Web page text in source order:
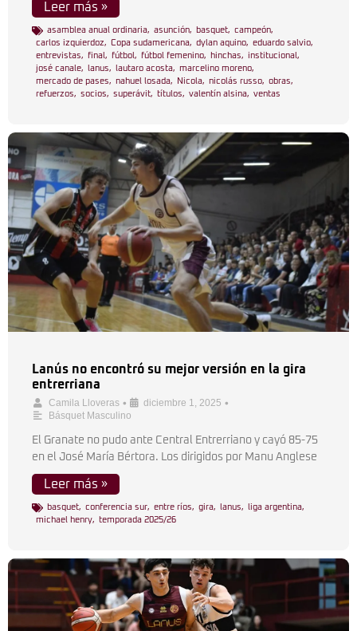
Leer más »
asamblea anual ordinaria, asunción, basquet, campeón,
carlos izquierdoz, Copa sudamericana, dylan aquino, eduardo salvio,
entrevistas, final , fútbol , fútbol femenino, hinchas, institucional ,
josé canale, lanus, lautaro acosta, marcelino moreno,
mercado de pases, nahuel losada, Nicola, nicolás russo, obras,
refuerzos, socios, superávit, títulos, valentín alsina, ventas
Lanús no encontró su mejor versión en la gira
entrerriana
Camila Lloveras • diciembre 1, 2025 •
Básquet Masculino
El Granate no pudo ante Central Entrerriano y cayó 85-75
en el José María Bértora. Los dirigidos por Manu Anglese
Leer más »
basquet, conferencia sur, entre ríos, gira, lanus, liga argentina,
michael henry, temporada 2025/26